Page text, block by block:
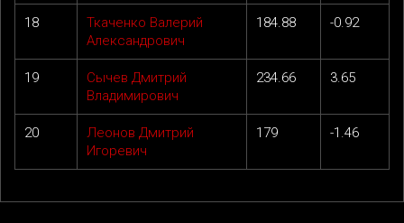
18
Ткаченко Валерий
Александрович
184.88 -0.92
19
Сычев Дмитрий
Владимирович
234.66 3.65
20
Леонов Дмитрий
Игоревич
179 -1.46